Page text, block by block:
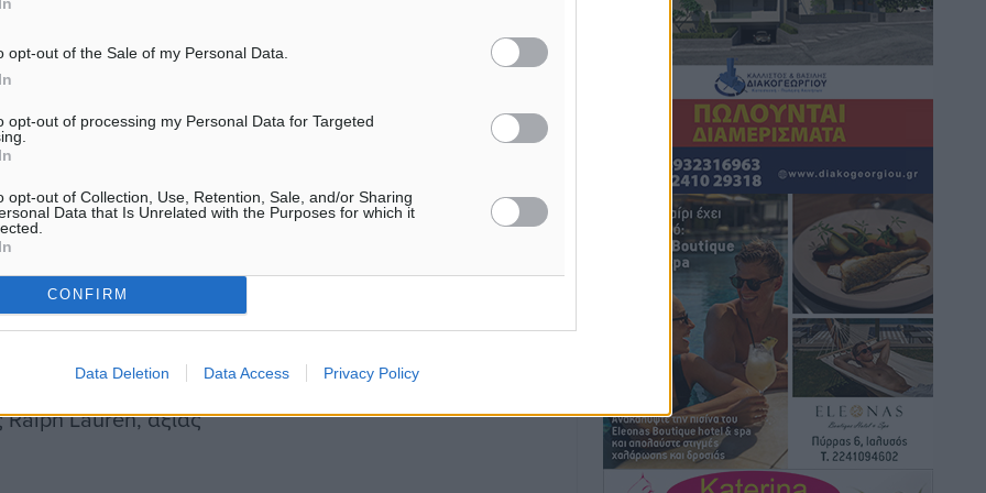
opt-out of the Sale of my Personal Data.
opt-out of processing my Personal Data for Targeted
opt-out of Collection, Use, Retention, Sale, and/or Sharing
Data that Is Unrelated with the Purposes for which it
CONFIRM
Data Deletion Data Access Privacy Policy
Όπως
οι οποίοι
ανδρών φέρεται να
έξω από το όχημα,
του αφαίρεσε από την
και η άδεια οδήγησής
το κινητό του
αξίας περίπου 300
Lauren, αξίας
Πάνθηρες: Ξεκίνησαν αισιόδοξοι για
την παρθενική “πτήση” τους
Αθλητικά• πριν 1 ώρα
Άρης Αρχαγγέλου: Στο πλευρό του
άτυχου Ιάκωβου Θωμά
Αθλητικά• πριν 1 ώρα
Φοίβος: Η μεγάλη επιστροφή του
Μπρένο Σαλβατιέρα
Αθλητικά• πριν 2 ώρες
Κλεάνθης: Έτοιμες οι κάρτες διαρκείας
της νέας σεζόν
Αθλητικά• πριν 2 ώρες
Ατρόμητος Διμυλιάς: Ο Μαργαρίτης και